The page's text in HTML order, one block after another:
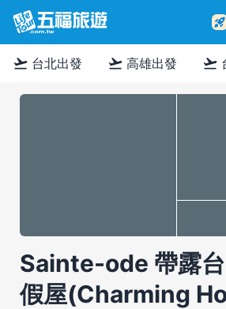
rocket_launch
flight_takeoff 台北出發 flight_takeoff 高雄出發 flight_takeoff
Sainte-ode 帶露
假屋(Charming